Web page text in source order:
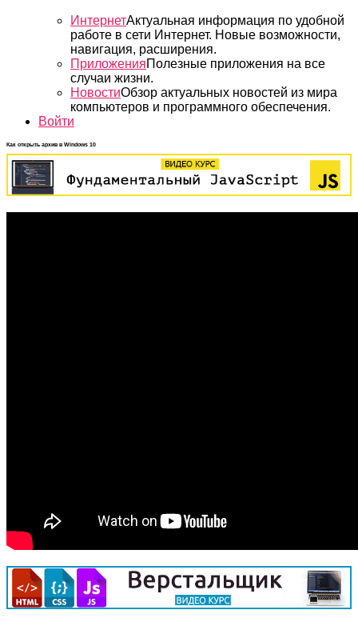
ИнтернетАктуальная информация по удобной
работе в сети Интернет. Новые возможности,
навигация, расширения.
ПриложенияПолезные приложения на все
случаи жизни.
НовостиОбзор актуальных новостей из мира
компьютеров и программного обеспечения.
Войти
Как открыть архив в Windows 10